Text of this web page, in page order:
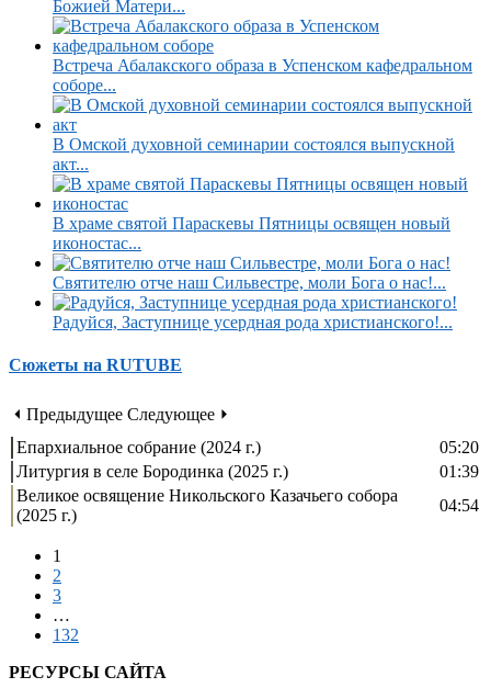
Божией Матери...
Встреча Абалакского образа в Успенском кафедральном
соборе...
В Омской духовной семинарии состоялся выпускной
акт...
В храме святой Параскевы Пятницы освящен новый
иконостас...
Святителю отче наш Сильвестре, моли Бога о нас!...
Радуйся, Заступнице усердная рода христианского!...
Сюжеты на RUTUBE
⏴ Предыдущее Следующее ⏵
Епархиальное собрание (2024 г.)
05:20
Литургия в селе Бородинка (2025 г.)
01:39
Великое освящение Никольского Казачьего собора
(2025 г.)
04:54
1
2
3
…
132
РЕСУРСЫ САЙТА